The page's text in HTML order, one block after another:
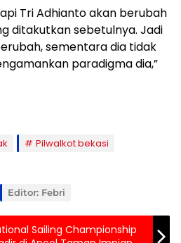
Tri Adhianto akan berubah
ditakutkan sebetulnya. Jadi
sementara dia tidak
paradigma dia,”
Pilwalkot bekasi
Editor: Febri
Sailing Championship